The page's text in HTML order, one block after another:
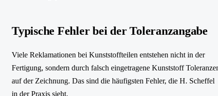
Typische Fehler bei der Toleranzangabe
Viele Reklamationen bei Kunststoffteilen entstehen nicht in der
Fertigung, sondern durch falsch eingetragene Kunststoff
auf der Zeichnung. Das sind die häufigsten Fehler, die H. Scheffel
in der Praxis sieht.